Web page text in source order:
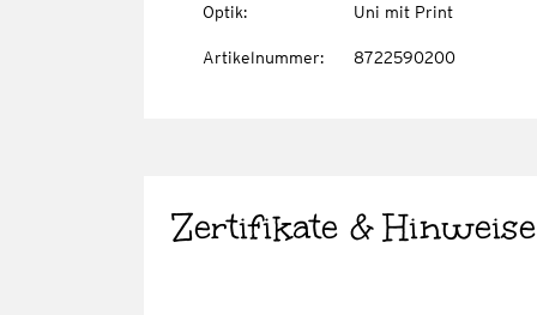
Optik: Uni mit Print
Artikelnummer: 8722590200
Zertifikate & Hinweise